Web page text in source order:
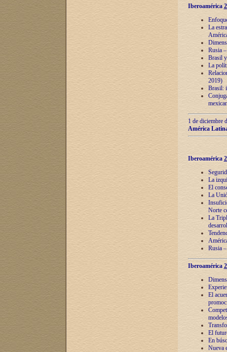
Iberoamérica
La
Rusia
Brasil
La
2019)
Brasil:
1 de diciembre
América
Iberoamérica
La
El
La
Norte
La
Rusia
Iberoamérica
El
El
En
Nueva